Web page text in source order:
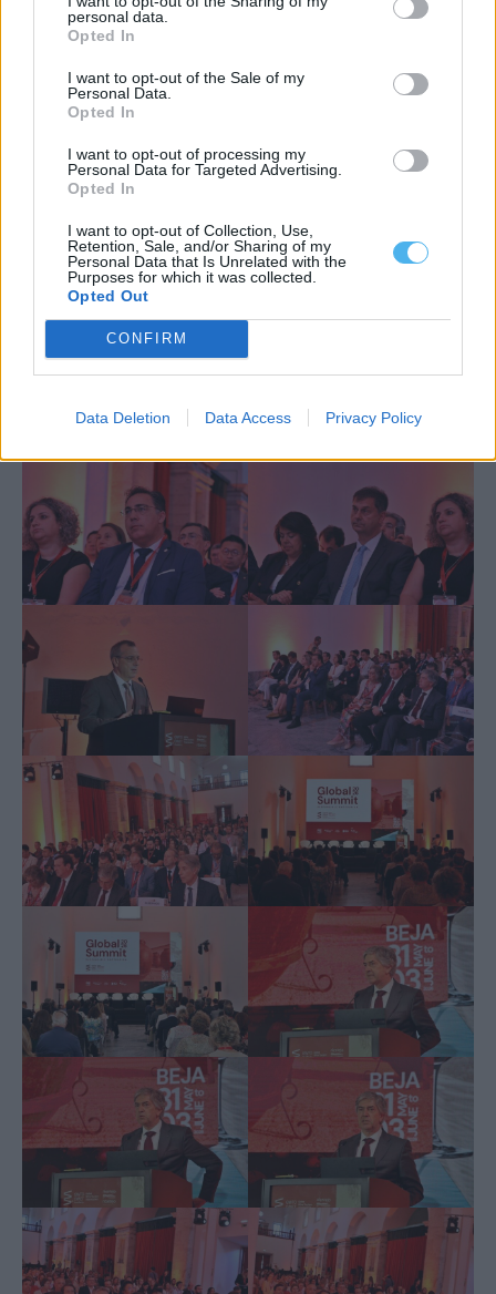
personal data.
Opted In
I want to opt-out of the Sale of my
Personal Data.
Opted In
I want to opt-out of processing my
Personal Data for Targeted Advertising.
Opted In
I want to opt-out of Collection, Use,
Retention, Sale, and/or Sharing of my
Personal Data that Is Unrelated with the
Purposes for which it was collected.
Opted Out
CONFIRM
Data Deletion Data Access Privacy Policy